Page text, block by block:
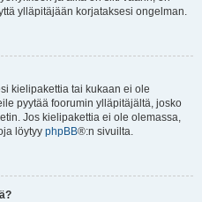
ylläpitäjään korjataksesi ongelman.
kielipakettia tai kukaan ei ole
pyytää foorumin ylläpitäjältä, josko
Jos kielipakettia ei ole olemassa,
löytyy phpBB®:n sivuilta.